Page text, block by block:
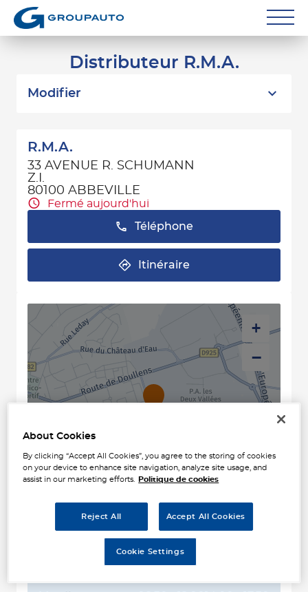
Particuliers
Contact
Distributeur R.M.A.
Modifier
R.M.A.
33 AVENUE R. SCHUMANN
Z.I.
80100 ABBEVILLE
Fermé aujourd'hui
Téléphone
Itinéraire
Horaires d'ouverture
08:30 - 12:00
+
−
Naviguer Itinéraire
About Cookies
By clicking “Accept All Cookies”, you agree to the storing of cookies
on your device to enhance site navigation, analyze site usage, and
assist in our marketing efforts.
Politique de cookies
Reject All Accept All Cookies
Cookie Settings